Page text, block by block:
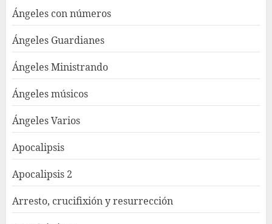
Ángeles con números
Ángeles Guardianes
Ángeles Ministrando
Ángeles músicos
Ángeles Varios
Apocalipsis
Apocalipsis 2
Arresto, crucifixión y resurrección